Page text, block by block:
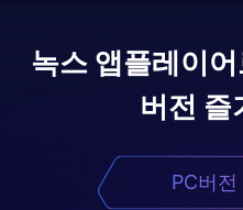
녹스 앱플레이
버전 즐
PC버전